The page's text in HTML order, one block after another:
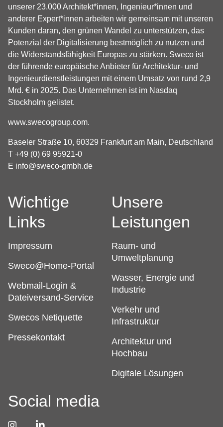
unserer 23.000 Architekt*innen, Ingenieur*innen und
anderer Expert*innen arbeiten wir gemeinsam mit unseren
Kunden daran, den grünen Wandel zu unterstützen, das
Potenzial der Digitalisierung bestmöglich zu nutzen und
die Widerstandsfähigkeit Europas zu stärken. Sweco ist
der führende europäische Anbieter für Architektur- und
Ingenieurdienstleistungen mit einem Umsatz von rund 2,9
Mrd. € in 2025. Das Unternehmen ist im Nasdaq
Stockholm gelistet.
www.swecogroup.com.
Baseler Straße 10, 60329 Frankfurt am Main, Deutschland
T +49 (0) 69 95921-0
E info@sweco-gmbh.de
Wichtige
Links
Impressum
Sweco@Home-Portal
Webmail-Login &
Dateiversand-Service
Swecos Netiquette
Pressekontakt
Unsere
Leistungen
Raum- und
Umweltplanung
Wasser, Energie und
Industrie
Verkehr und
Infrastruktur
Architektur und
Hochbau
Digitale Lösungen
Social media